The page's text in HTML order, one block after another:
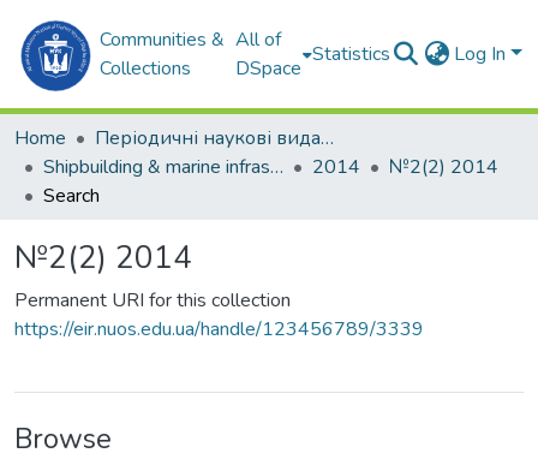
Communities &
Collections
All of
DSpace
Statistics Log In
Home
Періодичні наукові видання
Shipbuilding & marine infrastructure
2014
№2(2) 2014
Search
№2(2) 2014
Permanent URI for this collection
https://eir.nuos.edu.ua/handle/123456789/3339
Browse